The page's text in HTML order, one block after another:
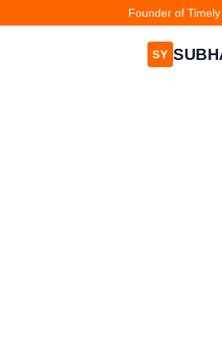
Founder of
SY